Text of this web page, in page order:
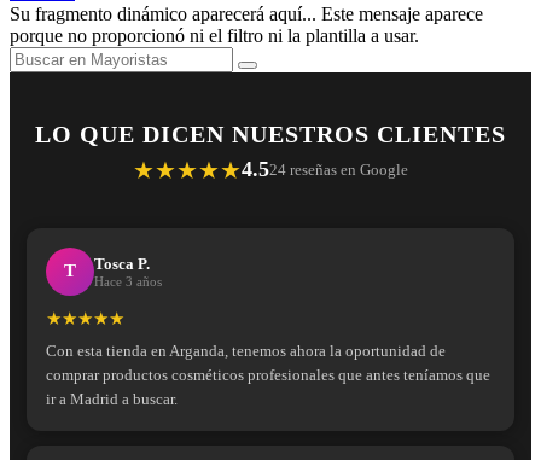
Su fragmento dinámico aparecerá aquí... Este mensaje aparece
porque no proporcionó ni el filtro ni la plantilla a usar.
LO QUE DICEN NUESTROS CLIENTES
★★★★★4.524 reseñas en Google
T Tosca P.
Hace 3 años
★★★★★
Con esta tienda en Arganda, tenemos ahora la oportunidad de
comprar productos cosméticos profesionales que antes teníamos que
ir a Madrid a buscar.